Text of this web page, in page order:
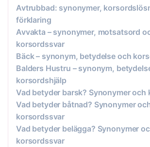
Avtrubbad: synonymer,
förklaring
Avvakta – synonymer, motsatsord
korsordssvar
Bäck – synonym, betydelse och
Balders Hustru – synonym,
korsordshjälp
Vad betyder barsk? Synonymer och
Vad betyder båtnad? Synonymer
korsordssvar
Vad betyder belägga? Synonymer
korsordssvar